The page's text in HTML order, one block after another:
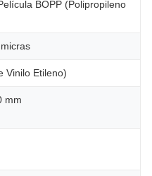
BOPP (Polipropileno
Vinilo Etileno)
mm